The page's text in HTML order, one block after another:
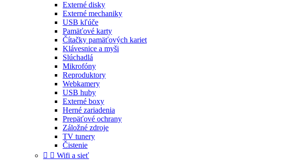
Externé disky
Externé mechaniky
USB kľúče
Pamäťové karty
Čítačky pamäťových kariet
Klávesnice a myši
Slúchadlá
Mikrofóny
Reproduktory
Webkamery
USB huby
Externé boxy
Herné zariadenia
Prepäťové ochrany
Záložné zdroje
TV tunery
Čistenie
  Wifi a sieť